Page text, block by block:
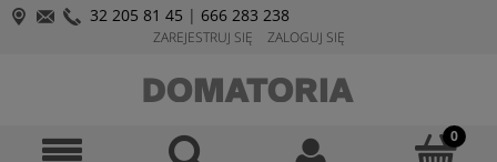
32 205 81 45 | 666 283 238
ZAREJESTRUJ SIĘ ZALOGUJ SIĘ